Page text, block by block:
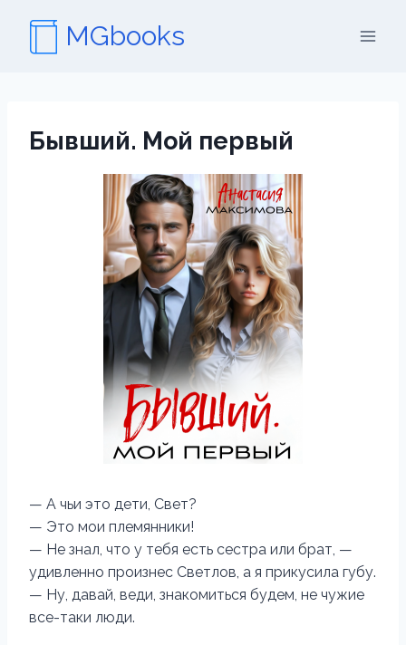
содержимому
MGbooks
Бывший. Мой первый
— А чьи это дети, Свет?
— Это мои племянники!
— Не знал, что у тебя есть сестра или брат, —
удивленно произнес Светлов, а я прикусила губу.
— Ну, давай, веди, знакомиться будем, не чужие
все-таки люди.